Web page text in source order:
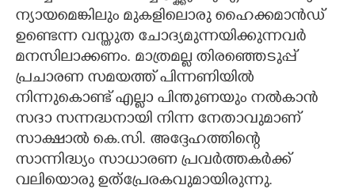
ന്യായമെങ്കിലും മുകളിലൊരു ഹൈക്കമാൻഡ്
ഉണ്ടെന്ന വസ്തുത ചോദ്യമുന്നയിക്കുന്നവർ
മനസിലാക്കണം. മാത്രമല്ല തിരഞ്ഞെടുപ്പ്
പ്രചാരണ സമയത്ത് പിന്നണിയിൽ
നിന്നുകൊണ്ട് എല്ലാ പിന്തുണയും നൽകാൻ
സദാ സന്നദ്ധനായി നിന്ന നേതാവുമാണ്
സാക്ഷാൽ കെ.സി. അദ്ദേഹത്തിന്റെ
സാന്നിദ്ധ്യം സാധാരണ പ്രവർത്തകർക്ക്
വലിയൊരു ഉത്പ്രേരകവുമായിരുന്നു.